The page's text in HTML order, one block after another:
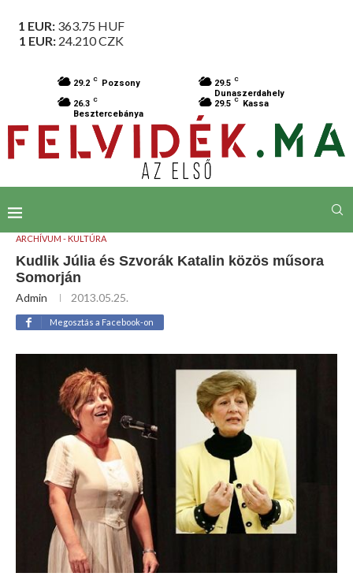
1 EUR: 363.75 HUF
1 EUR: 24.210CZK
29.2 C Pozsony 29.5 C
Dunaszerdahely
26.3 C
Besztercebánya
29.5 C Kassa
ARCHÍVUM - KULTÚRA
Kudlik Júlia és Szvorák Katalin közös műsora
Somorján
Admin 2013.05.25.
Megosztás a Facebook-on